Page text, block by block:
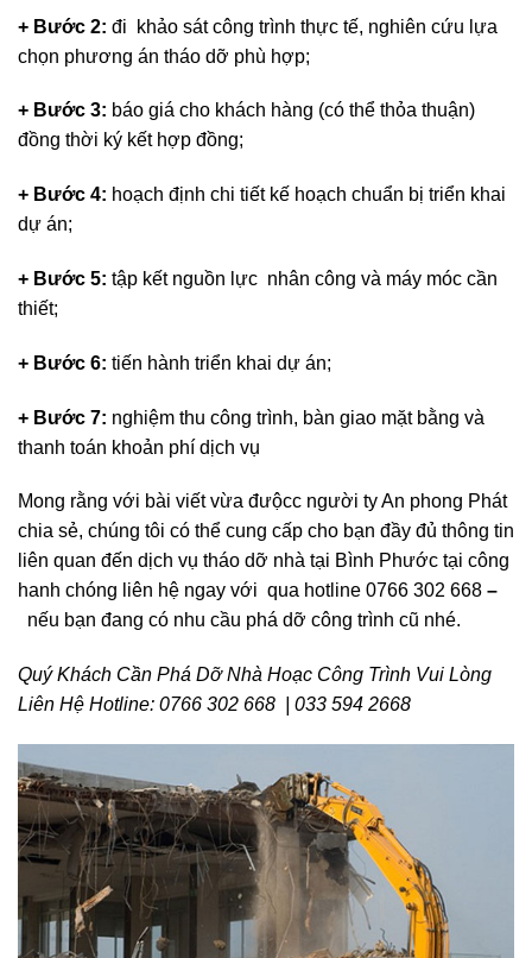
+ Bước 2: đi khảo sát công trình thực tế, nghiên cứu lựa
chọn phương án tháo dỡ phù hợp;
+ Bước 3: báo giá cho khách hàng (có thể thỏa thuận)
đồng thời ký kết hợp đồng;
+ Bước 4: hoạch định chi tiết kế hoạch chuẩn bị triển khai
dự án;
+ Bước 5: tập kết nguồn lực nhân công và máy móc cần
thiết;
+ Bước 6: tiến hành triển khai dự án;
+ Bước 7: nghiệm thu công trình, bàn giao mặt bằng và
thanh toán khoản phí dịch vụ
Mong rằng với bài viết vừa đưộcc người ty An phong Phát
chia sẻ, chúng tôi có thể cung cấp cho bạn đầy đủ thông tin
liên quan đến dịch vụ tháo dỡ nhà tại Bình Phước tại công
hanh chóng liên hệ ngay với qua hotline 0766 302 668 –
nếu bạn đang có nhu cầu phá dỡ công trình cũ nhé.
Quý Khách Cần Phá Dỡ Nhà Hoạc Công Trình Vui Lòng
Liên Hệ Hotline: 0766 302 668 | 033 594 2668